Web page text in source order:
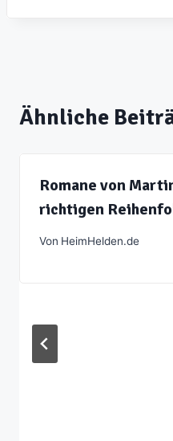
Ähnliche
Romane von
richtigen
Von HeimHelden.de